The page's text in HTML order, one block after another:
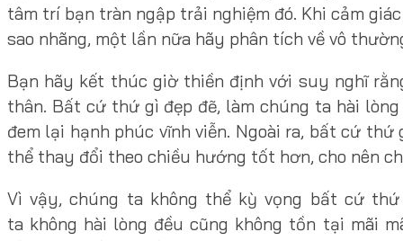
tâm trí bạn tràn ngập trải nghiệm đó. Khi cảm
sao nhãng, một lần nữa hãy phân tích về vô
Bạn hãy kết thúc giờ thiền định với suy nghĩ
thân. Bất cứ thứ gì đẹp đẽ, làm chúng ta hài
đem lại hạnh phúc vĩnh viễn. Ngoài ra, bất cứ
thể thay đổi theo chiều hướng tốt hơn, cho nên
Vì vậy, chúng ta không thể kỳ vọng bất cứ
ta không hài lòng đều cũng không tồn tại mãi